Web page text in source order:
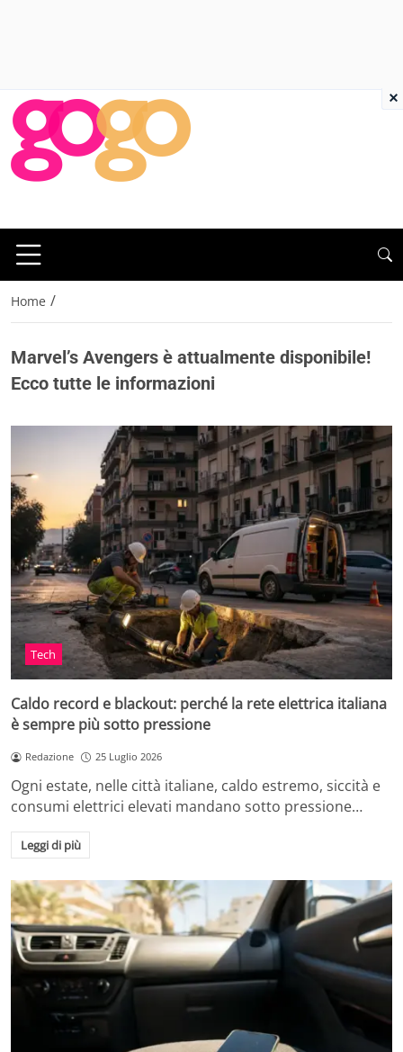
Home /
Marvel’s Avengers è attualmente disponibile!
Ecco tutte le informazioni
Tech
Caldo record e blackout: perché la rete elettrica italiana
è sempre più sotto pressione
Redazione 25 Luglio 2026
Ogni estate, nelle città italiane, caldo estremo, siccità e
consumi elettrici elevati mandano sotto pressione…
Leggi di più
×